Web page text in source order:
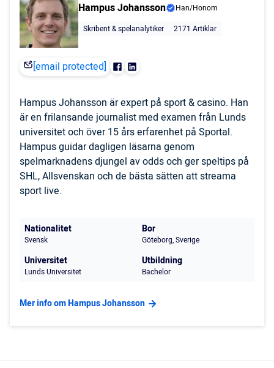
Hampus Johansson
Han/Honom
Skribent & spelanalytiker
2171 Artiklar
[email protected]
Hampus Johansson är expert på sport & casino. Han
är en frilansande journalist med examen från Lunds
universitet och över 15 års erfarenhet på Sportal.
Hampus guidar dagligen läsarna genom
spelmarknadens djungel av odds och ger speltips på
SHL, Allsvenskan och de bästa sätten att streama
sport live.
Nationalitet
Svensk
Bor
Göteborg, Sverige
Universitet
Lunds Universitet
Utbildning
Bachelor
Mer info om Hampus Johansson